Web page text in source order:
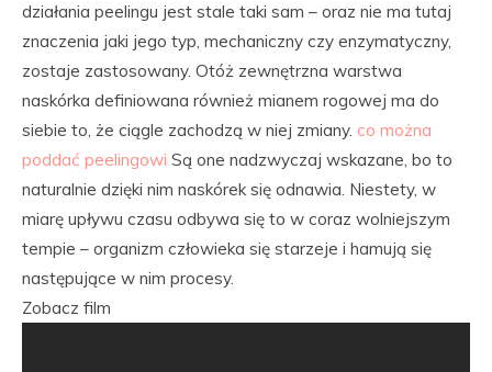
działania peelingu jest stale taki sam – oraz nie ma tutaj
znaczenia jaki jego typ, mechaniczny czy enzymatyczny,
zostaje zastosowany. Otóż zewnętrzna warstwa
naskórka definiowana również mianem rogowej ma do
siebie to, że ciągle zachodzą w niej zmiany. co można
poddać peelingowi Są one nadzwyczaj wskazane, bo to
naturalnie dzięki nim naskórek się odnawia. Niestety, w
miarę upływu czasu odbywa się to w coraz wolniejszym
tempie – organizm człowieka się starzeje i hamują się
następujące w nim procesy.
Zobacz film